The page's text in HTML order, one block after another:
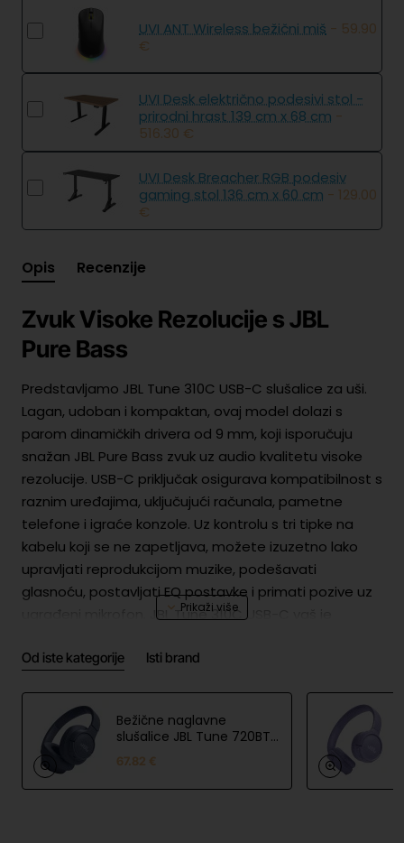
UVI ANT Wireless bežični miš - 59.90
€
UVI Desk električno podesivi stol -
prirodni hrast 139 cm x 68 cm -
516.30 €
UVI Desk Breacher RGB podesiv
gaming stol 136 cm x 60 cm - 129.00
€
Opis Recenzije
Zvuk Visoke Rezolucije s JBL
Pure Bass
Predstavljamo JBL Tune 310C USB-C slušalice za uši.
Lagan, udoban i kompaktan, ovaj model dolazi s
parom dinamičkih drivera od 9 mm, koji isporučuju
snažan JBL Pure Bass zvuk uz audio kvalitetu visoke
rezolucije. USB-C priključak osigurava kompatibilnost s
raznim uređajima, uključujući računala, pametne
telefone i igraće konzole. Uz kontrolu s tri tipke na
kabelu koji se ne zapetljava, možete izuzetno lako
upravljati reprodukcijom muzike, podešavati
glasnoću, postavljati EQ postavke i primati pozive uz
ugrađeni mikrofon. JBL Tune 310C USB-C vaš je
Sigurnost proizvoda
Poda
ci o
proiz
vođa
Harman International Industries,
Incorporated, EMEA Liaison,
Danzigerkade 16G, 1013 AP, Amsterdam,
Od iste kategorije Isti brand
Bežične naglavne
slušalice JBL Tune 720BT
Plave boje
67.82 €